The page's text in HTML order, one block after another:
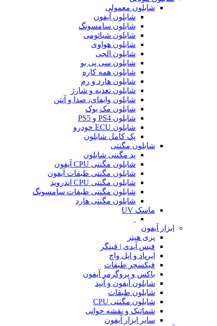
شابلون معمولی
شابلون آیفون
شابلون سامسونگ
شابلون شیائومی
شابلون هواوی
شابلون الجی
شابلون سی پی یو
شابلون همه کاره
شابلون هارد و رم
شابلون تغذیه و شارژ
شابلون وایفای، صدا و آنتن
شابلون مک بوک
شابلون PS4 و PS5
شابلون ECU خودرو
پک کامل شابلون
شابلون مگنتی
پد مگنتی شابلون
شابلون مگنتی CPU آیفون
شابلون مگنتی طبقات آیفون
شابلون مگنتی CPU اندروید
شابلون مگنتی طبقات سامسونگ
شابلون مگنتی هارد
ماسک UV
ابزار آیفون
پری هیتر
فیس آیدی | فینگر
ایرپاد و اپل واچ
فیکسچر طبقات
باکس و پروگرمر آیفون
شابلون آیفون و آیپد
شابلون طبقات
شابلون مگنتی CPU
شماتیک و نقشه خوانی
سایر ابزار آیفون